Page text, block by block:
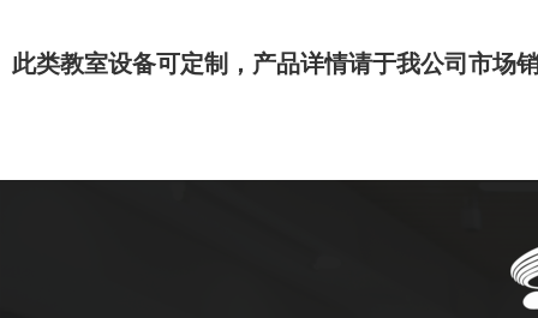
此类教室设备可定制，产品详情请于我公司市场